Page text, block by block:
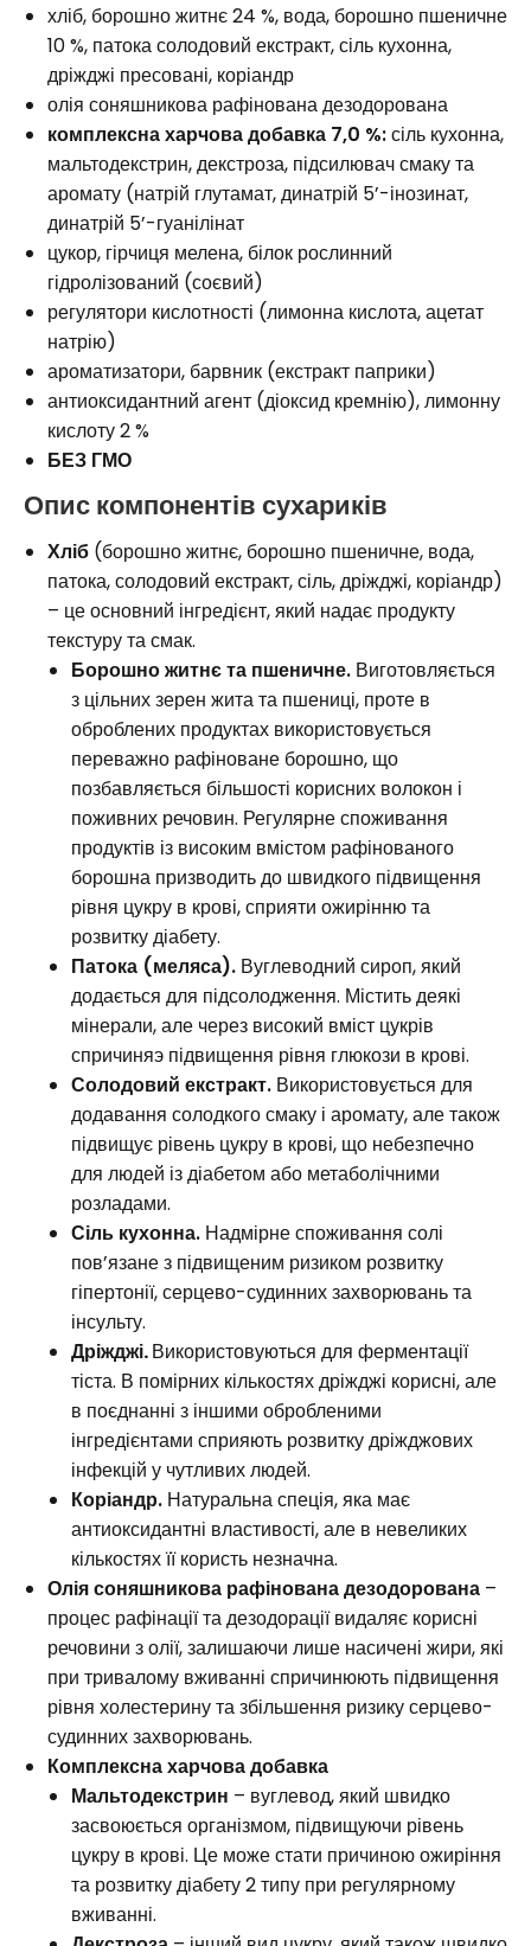
хліб, борошно житнє 24 %, вода, борошно пшеничне
10 %, патока солодовий екстракт, сіль кухонна,
дріжджі пресовані, коріандр
олія соняшникова рафінована дезодорована
комплексна харчова добавка 7,0 %:сіль кухонна,
мальтодекстрин, декстроза, підсилювач смаку та
аромату (натрій глутамат, динатрій 5’-інозинат,
динатрій 5’-гуанілінат
цукор, гірчиця мелена, білок рослинний
гідролізований (соєвий)
регулятори кислотності (лимонна кислота, ацетат
натрію)
ароматизатори, барвник (екстракт паприки)
антиоксидантний агент (діоксид кремнію), лимонну
кислоту 2 %
БЕЗ ГМО
Опис компонентів сухариків
Хліб (борошно житнє, борошно пшеничне, вода,
патока, солодовий екстракт, сіль, дріжджі, коріандр)
– це основний інгредієнт, який надає продукту
текстуру та смак.
Борошно житнє та пшеничне. Виготовляється
з цільних зерен жита та пшениці, проте в
оброблених продуктах використовується
переважно рафіноване борошно, що
позбавляється більшості корисних волокон і
поживних речовин. Регулярне споживання
продуктів із високим вмістом рафінованого
борошна призводить до швидкого підвищення
рівня цукру в крові, сприяти ожирінню та
розвитку діабету.
Патока (меляса). Вуглеводний сироп, який
додається для підсолодження. Містить деякі
мінерали, але через високий вміст цукрів
спричиняэ підвищення рівня глюкози в крові.
Солодовий екстракт. Використовується для
додавання солодкого смаку і аромату, але також
підвищує рівень цукру в крові, що небезпечно
для людей із діабетом або метаболічними
розладами.
Сіль кухонна. Надмірне споживання солі
пов’язане з підвищеним ризиком розвитку
гіпертонії, серцево-судинних захворювань та
інсульту.
Дріжджі.Використовуються для ферментації
тіста. В помірних кількостях дріжджі корисні, але
в поєднанні з іншими обробленими
інгредієнтами сприяють розвитку дріжджових
інфекцій у чутливих людей.
Коріандр. Натуральна спеція, яка має
антиоксидантні властивості, але в невеликих
кількостях її користь незначна.
Олія соняшникова рафінована дезодорована –
процес рафінації та дезодорації видаляє корисні
речовини з олії, залишаючи лише насичені жири, які
при тривалому вживанні спричинюють підвищення
рівня холестерину та збільшення ризику серцево-
судинних захворювань.
Комплексна харчова добавка
Мальтодекстрин – вуглевод, який швидко
засвоюється організмом, підвищуючи рівень
цукру в крові. Це може стати причиною ожиріння
та розвитку діабету 2 типу при регулярному
вживанні.